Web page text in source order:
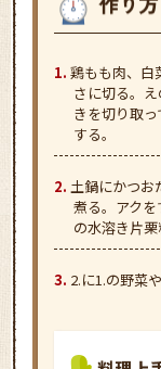
鶏もも肉、白
さに切る。
きを切り取
する。
土鍋にかつお
煮る。アク
の水溶き片栗
2.に1.の野菜